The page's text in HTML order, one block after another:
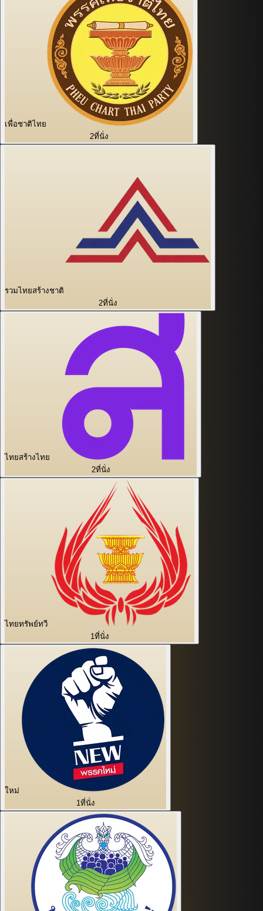
เพื่อชาติไทย
2ที่นั่ง
รวมไทยสร้างชาติ
2ที่นั่ง
ไทยสร้างไทย
2ที่นั่ง
ไทยทรัพย์ทวี
1ที่นั่ง
ใหม่
1ที่นั่ง